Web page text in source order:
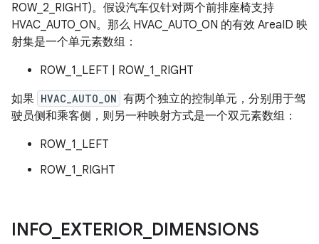
ROW_2_RIGHT)。假设汽车仅针对两个前排座椅支持
HVAC_AUTO_ON。那么 HVAC_AUTO_ON 的有效 AreaID 映
射集是一个单元素数组：
ROW_1_LEFT | ROW_1_RIGHT
如果 HVAC_AUTO_ON 有两个独立的控制单元，分别用于驾
驶员侧和乘客侧，则另一种映射方式是一个双元素数组：
ROW_1_LEFT
ROW_1_RIGHT
INFO EXTERIOR DIMENSIONS